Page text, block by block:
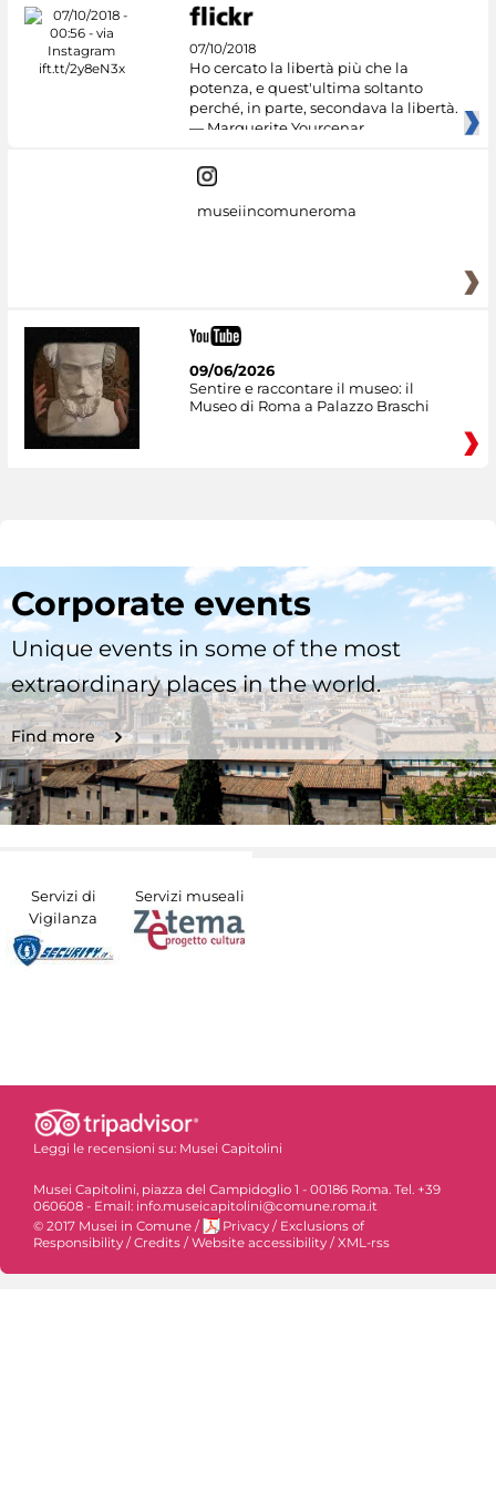
07/10/2018
Ho cercato la libertà più che la
potenza, e quest'ultima soltanto
perché, in parte, secondava la libertà.
— Marguerite Yourcenar
museiincomuneroma
09/06/2026
Sentire e raccontare il museo: il
Museo di Roma a Palazzo Braschi
Corporate events
Unique events in some of the most
extraordinary places in the world.
Find more
Servizi di
Vigilanza
Servizi museali
Leggi le recensioni su: Musei Capitolini
Musei Capitolini, piazza del Campidoglio 1 - 00186 Roma. Tel. +39
060608 - Email: info.museicapitolini@comune.roma.it
© 2017 Musei in Comune / Privacy / Exclusions of
Responsibility / Credits / Website accessibility / XML-rss